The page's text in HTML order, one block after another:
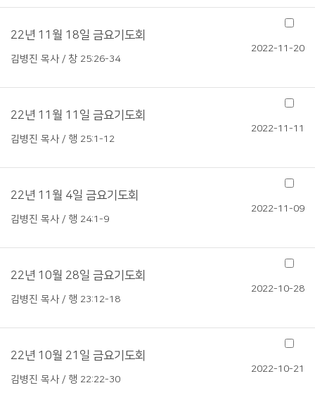
22년 11월 18일 금요기도회
김병진 목사 / 창 25:26-34
2022-11-20
22년 11월 11일 금요기도회
김병진 목사 / 행 25:1-12
2022-11-11
22년 11월 4일 금요기도회
김병진 목사 / 행 24:1-9
2022-11-09
22년 10월 28일 금요기도회
김병진 목사 / 행 23:12-18
2022-10-28
22년 10월 21일 금요기도회
김병진 목사 / 행 22:22-30
2022-10-21